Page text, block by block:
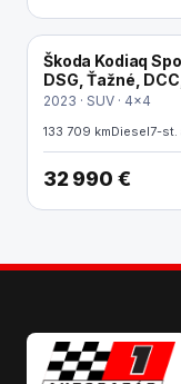
Škoda Kodiaq
DSG, Ťažné,
2023 · SUV · 4x4
133 709 kmDiesel7-st.
32 990 €